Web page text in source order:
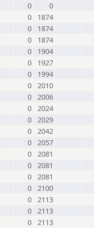
0
0
0
1874
0
1874
0
1874
0
1904
0
1927
0
1994
0 2010
0 2006
0 2024
0 2029
0 2042
0 2057
0 2081
0 2081
0 2081
0 2100
0 2113
0 2113
0 2113